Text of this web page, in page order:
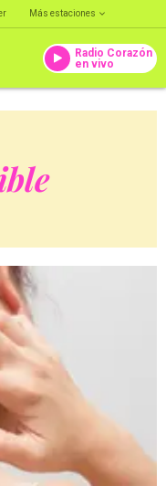
Más estaciones
Radio Corazón
en vivo